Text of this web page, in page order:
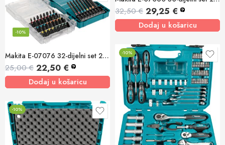
32,50€ 29,25 € ?
Dodaj u košaricu
Makita E-07076 32-dijelni set 25, 50 i 75mm bit nastavaka
-10%
25,00€ 22,50 € ?
Dodaj u košaricu
-10%
-10%